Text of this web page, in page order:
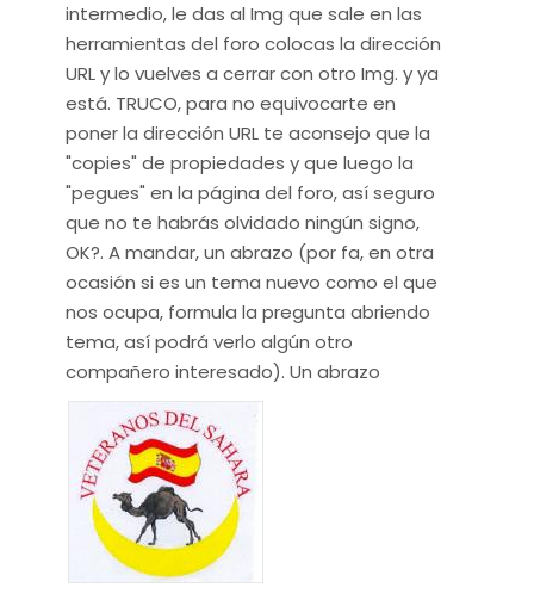
intermedio, le das al Img que sale en las
herramientas del foro colocas la dirección
URL y lo vuelves a cerrar con otro Img. y ya
está. TRUCO, para no equivocarte en
poner la dirección URL te aconsejo que la
"copies" de propiedades y que luego la
"pegues" en la página del foro, así seguro
que no te habrás olvidado ningún signo,
OK?. A mandar, un abrazo (por fa, en otra
ocasión si es un tema nuevo como el que
nos ocupa, formula la pregunta abriendo
tema, así podrá verlo algún otro
compañero interesado). Un abrazo